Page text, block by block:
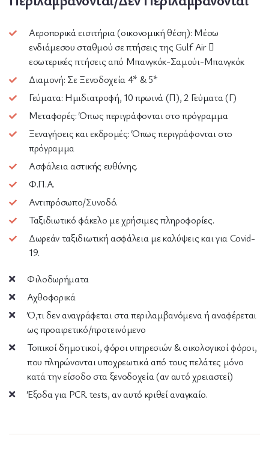
Αεροπορικά εισιτήρια (οικονομική θέση): Μέσω
ενδιάμεσου σταθμού σε πτήσεις της Gulf Air 
εσωτερικές πτήσεις από Μπανγκόκ-Σαμούι-Μπανγκόκ
Διαμονή: Σε Ξενοδοχεία 4* & 5*
Γεύματα: Ημιδιατροφή, 10 πρωινά (Π), 2 Γεύματα (Γ)
Μεταφορές: Όπως περιγράφονται στο πρόγραμμα
Ξεναγήσεις και εκδρομές: Όπως περιγράφονται στο
πρόγραμμα
Ασφάλεια αστικής ευθύνης.
Φ.Π.Α.
Αντιπρόσωπο/Συνοδό.
Ταξιδιωτικό φάκελο με χρήσιμες πληροφορίες.
Δωρεάν ταξιδιωτική ασφάλεια με καλύψεις και για Covid-
19.
Φιλοδωρήματα
Αχθοφορικά
Ό,τι δεν αναγράφεται στα περιλαμβανόμενα ή αναφέρεται
ως προαιρετικό/προτεινόμενο
Τοπικοί δημοτικοί, φόροι υπηρεσιών & οικολογικοί φόροι,
που πληρώνονται υποχρεωτικά από τους πελάτες μόνο
κατά την είσοδο στα ξενοδοχεία (αν αυτό χρειαστεί)
Έξοδα για PCR tests, αν αυτό κριθεί αναγκαίο.